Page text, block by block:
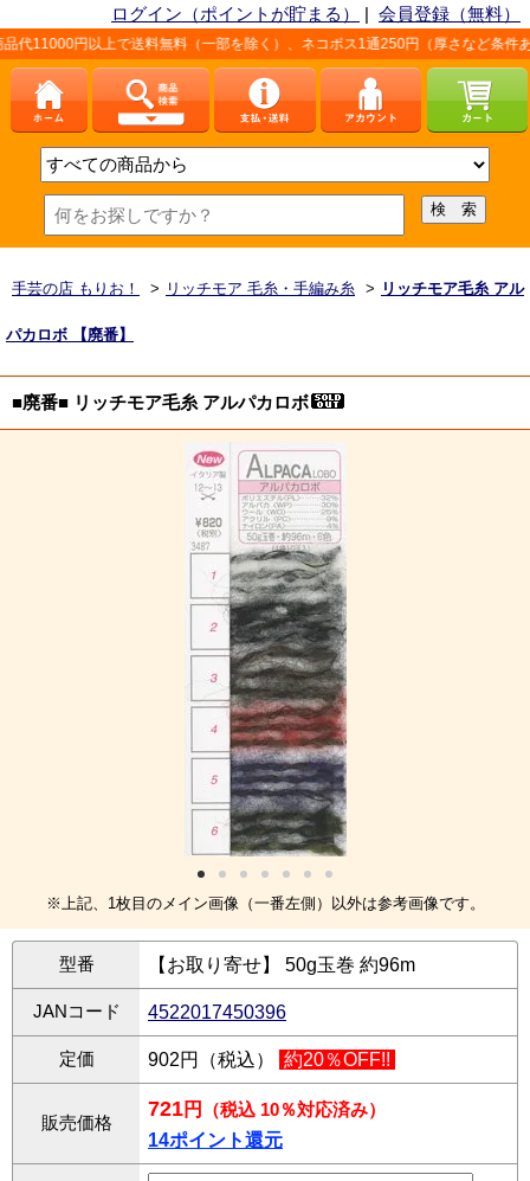
ログイン（ポイントが貯まる） | 会員登録（無料）
で送料無料（一部を除く）、ネコポス1通250円（厚さなど条件あり）。詳し
手芸の店 もりお！ > リッチモア 毛糸・手編み糸 > リッチモア毛糸 アル
パカロボ 【廃番】
■廃番■ リッチモア毛糸 アルパカロボ
※上記、1枚目のメイン画像（一番左側）以外は参考画像です。
型番 【お取り寄せ】 50g玉巻 約96m
JANコード 4522017450396
定価 902円（税込） 約20％OFF!!
販売価格
721円
（税込 10％対応済み）
14ポイント還元